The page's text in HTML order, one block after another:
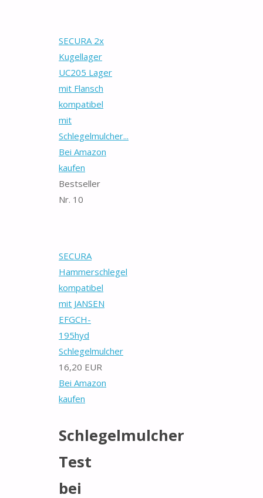
SECURA 2x
Kugellager
UC205 Lager
mit Flansch
kompatibel
mit
Schlegelmulcher...
Bei Amazon
kaufen
Bestseller
Nr. 10
SECURA
Hammerschlegel
kompatibel
mit JANSEN
EFGCH-
195hyd
Schlegelmulcher
16,20 EUR
Bei Amazon
kaufen
Schlegelmulcher
Test
bei